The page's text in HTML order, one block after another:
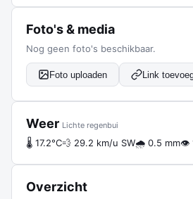
Foto's & media
Nog geen foto's beschikbaar.
Foto uploaden Link
Weer Lichte regenbui
🌡 17.2°C💨 29.2 km/u SW🌧 0.5 mm👁
Overzicht